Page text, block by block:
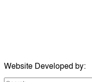
Website Developed by: